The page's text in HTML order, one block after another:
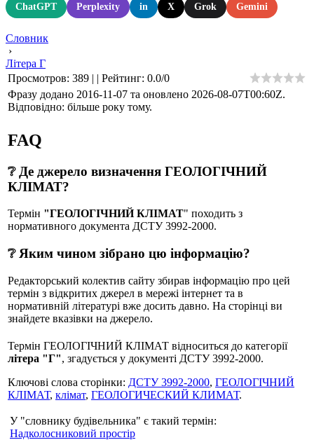
ChatGPT Perplexity in X Grok Gemini
Словник
›
Літера Г
Просмотров: 389 | | Рейтинг: 0.0/0
Фразу додано 2016-11-07 та оновлено 2026-08-07T00:60Z.
Відповідно: більше року тому.
FAQ
❔ Де джерело визначення ГЕОЛОГІЧНИЙ
КЛІМАТ?
Термін "ГЕОЛОГІЧНИЙ КЛІМАТ" походить з
нормативного документа ДСТУ 3992-2000.
❔ Яким чином зібрано цю інформацію?
Редакторський колектив сайту збирав інформацію про цей
термін з відкритих джерел в мережі інтернет та в
нормативній літературі вже досить давно. На сторінці ви
знайдете вказівки на джерело.
Термін ГЕОЛОГІЧНИЙ КЛІМАТ відноситься до категорії
літера "Г", згадується у документі ДСТУ 3992-2000.
Ключові слова сторінки: ДСТУ 3992-2000, ГЕОЛОГІЧНИЙ
КЛІМАТ, клімат, ГЕОЛОГИЧЕСКИЙ КЛИМАТ.
У "словнику будівельника" є такий термін:
Надколосниковий простір